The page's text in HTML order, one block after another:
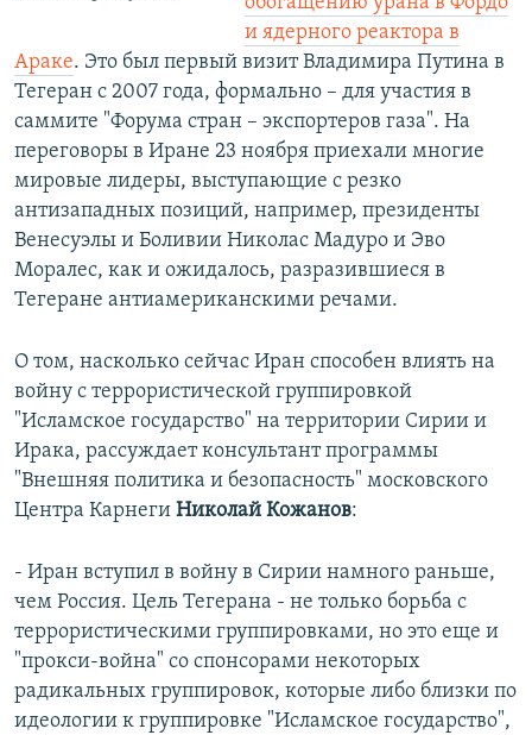
и ядерного реактора в
Араке. Это был первый визит Владимира Путина в
Тегеран с 2007 года, формально – для участия в
саммите "Форума стран – экспортеров газа". На
переговоры в Иране 23 ноября приехали многие
мировые лидеры, выступающие с резко
антизападных позиций, например, президенты
Венесуэлы и Боливии Николас Мадуро и Эво
Моралес, как и ожидалось, разразившиеся в
Тегеране антиамериканскими речами.
О том, насколько сейчас Иран способен влиять на
войну с террористической группировкой
"Исламское государство" на территории Сирии и
Ирака, рассуждает консультант программы
"Внешняя политика и безопасность" московского
Центра Карнеги Николай Кожанов:
- Иран вступил в войну в Сирии намного раньше,
чем Россия. Цель Тегерана - не только борьба с
террористическими группировками, но это еще и
"прокси-война" со спонсорами некоторых
радикальных группировок, которые либо близки по
идеологии к группировке "Исламское государство",